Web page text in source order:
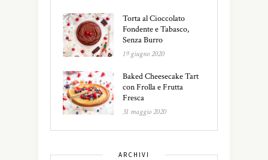
Torta al Cioccolato
Fondente e Tabasco,
Senza Burro
19 giugno 2020
Baked Cheesecake Tart
con Frolla e Frutta
Fresca
31 maggio 2020
ARCHIVI